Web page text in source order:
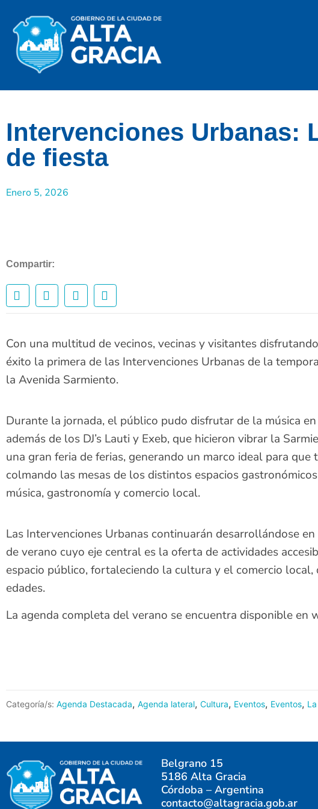
Intervenciones Urbanas:
de fiesta
Enero 5, 2026
Compartir:
Con una multitud de vecinos, vecinas y visitantes
éxito la primera de las Intervenciones Urbanas de la
la Avenida Sarmiento.
Durante la jornada, el público pudo disfrutar de la música
además de los DJ’s Lauti y Exeb, que hicieron vibrar la
una gran feria de ferias, generando un marco ideal para
colmando las mesas de los distintos espacios
música, gastronomía y comercio local.
Las Intervenciones Urbanas continuarán desarrollándose
de verano cuyo eje central es la oferta de actividades
espacio público, fortaleciendo la cultura y el comercio
edades.
La agenda completa del verano se encuentra disponible en
Categoría/s: Agenda Destacada, Agenda lateral, Cultura, Eventos, Eventos,
Belgrano 15
5186 Alta Gracia
Córdoba – Argentina
contacto@altagracia.gob.ar